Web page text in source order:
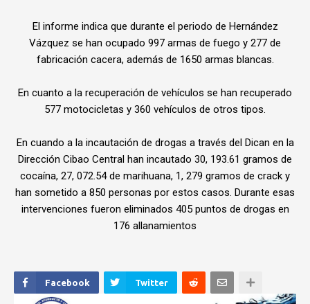
El informe indica que durante el periodo de Hernández
Vázquez se han ocupado 997 armas de fuego y 277 de
fabricación cacera, además de 1650 armas blancas.
En cuanto a la recuperación de vehículos se han recuperado
577 motocicletas y 360 vehículos de otros tipos.
En cuando a la incautación de drogas a través del Dican en la
Dirección Cibao Central han incautado 30, 193.61 gramos de
cocaína, 27, 072.54 de marihuana, 1, 279 gramos de crack y
han sometido a 850 personas por estos casos. Durante esas
intervenciones fueron eliminados 405 puntos de drogas en
176 allanamientos
Facebook Twitter